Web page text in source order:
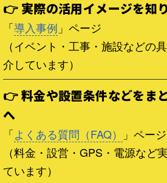
👉 実際の活用イメージを知
「導入事例 」ページ
（イベント・工事・施設などの
介しています）
👉 料金や設置条件などをま
へ
「よくある質問（FAQ）
」ページ
（料金・設営・GPS・電源など
ています）